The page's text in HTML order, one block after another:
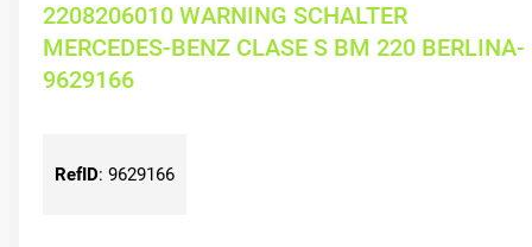
2208206010 WARNING SCHALTER
MERCEDES-BENZ CLASE S BM 220 BERLINA-
9629166
RefID: 9629166